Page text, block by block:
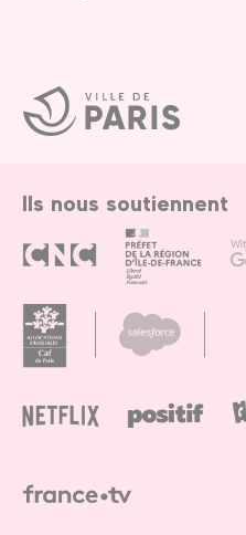
Ville
de
Paris
Ils nous soutiennent